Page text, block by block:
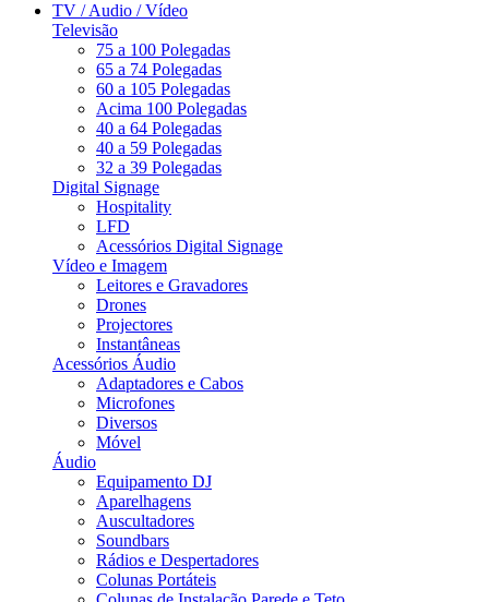
TV / Audio / Vídeo
Televisão
75 a 100 Polegadas
65 a 74 Polegadas
60 a 105 Polegadas
Acima 100 Polegadas
40 a 64 Polegadas
40 a 59 Polegadas
32 a 39 Polegadas
Digital Signage
Hospitality
LFD
Acessórios Digital Signage
Vídeo e Imagem
Leitores e Gravadores
Drones
Projectores
Instantâneas
Acessórios Áudio
Adaptadores e Cabos
Microfones
Diversos
Móvel
Áudio
Equipamento DJ
Aparelhagens
Auscultadores
Soundbars
Rádios e Despertadores
Colunas Portáteis